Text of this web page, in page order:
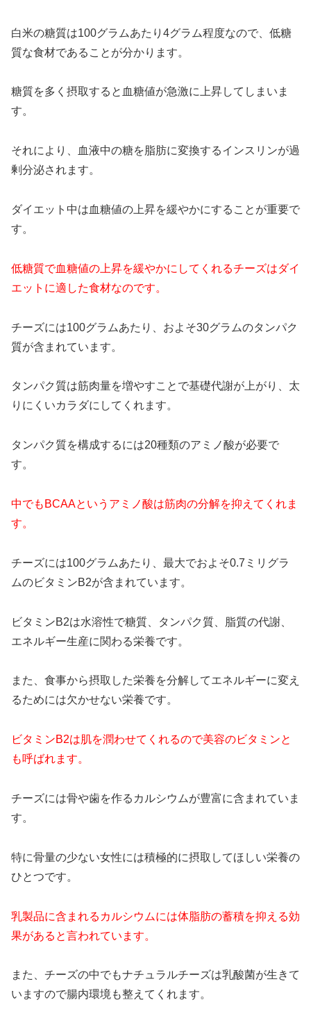
白米の糖質は100グラムあたり4グラム程度なので、低糖
質な食材であることが分かります。
糖質を多く摂取すると血糖値が急激に上昇してしまいま
す。
それにより、血液中の糖を脂肪に変換するインスリンが過
剰分泌されます。
ダイエット中は血糖値の上昇を緩やかにすることが重要で
す。
低糖質で血糖値の上昇を緩やかにしてくれるチーズはダイ
エットに適した食材なのです。
チーズには100グラムあたり、およそ30グラムのタンパク
質が含まれています。
タンパク質は筋肉量を増やすことで基礎代謝が上がり、太
りにくいカラダにしてくれます。
タンパク質を構成するには20種類のアミノ酸が必要で
す。
中でもBCAAというアミノ酸は筋肉の分解を抑えてくれま
す。
チーズには100グラムあたり、最大でおよそ0.7ミリグラ
ムのビタミンB2が含まれています。
ビタミンB2は水溶性で糖質、タンパク質、脂質の代謝、
エネルギー生産に関わる栄養です。
また、食事から摂取した栄養を分解してエネルギーに変え
るためには欠かせない栄養です。
ビタミンB2は肌を潤わせてくれるので美容のビタミンと
も呼ばれます。
チーズには骨や歯を作るカルシウムが豊富に含まれていま
す。
特に骨量の少ない女性には積極的に摂取してほしい栄養の
ひとつです。
乳製品に含まれるカルシウムには体脂肪の蓄積を抑える効
果があると言われています。
また、チーズの中でもナチュラルチーズは乳酸菌が生きて
いますので腸内環境も整えてくれます。